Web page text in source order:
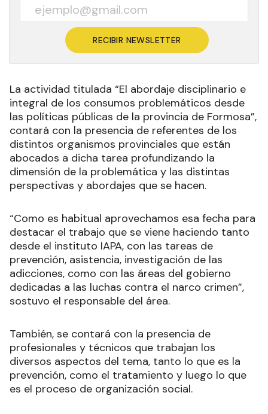
RECIBIR NEWSLETTER
La actividad titulada “El abordaje disciplinario e
integral de los consumos problemáticos desde
las políticas públicas de la provincia de Formosa”,
contará con la presencia de referentes de los
distintos organismos provinciales que están
abocados a dicha tarea profundizando la
dimensión de la problemática y las distintas
perspectivas y abordajes que se hacen.
“Como es habitual aprovechamos esa fecha para
destacar el trabajo que se viene haciendo tanto
desde el instituto IAPA, con las tareas de
prevención, asistencia, investigación de las
adicciones, como con las áreas del gobierno
dedicadas a las luchas contra el narco crimen”,
sostuvo el responsable del área.
También, se contará con la presencia de
profesionales y técnicos que trabajan los
diversos aspectos del tema, tanto lo que es la
prevención, como el tratamiento y luego lo que
es el proceso de organización social.